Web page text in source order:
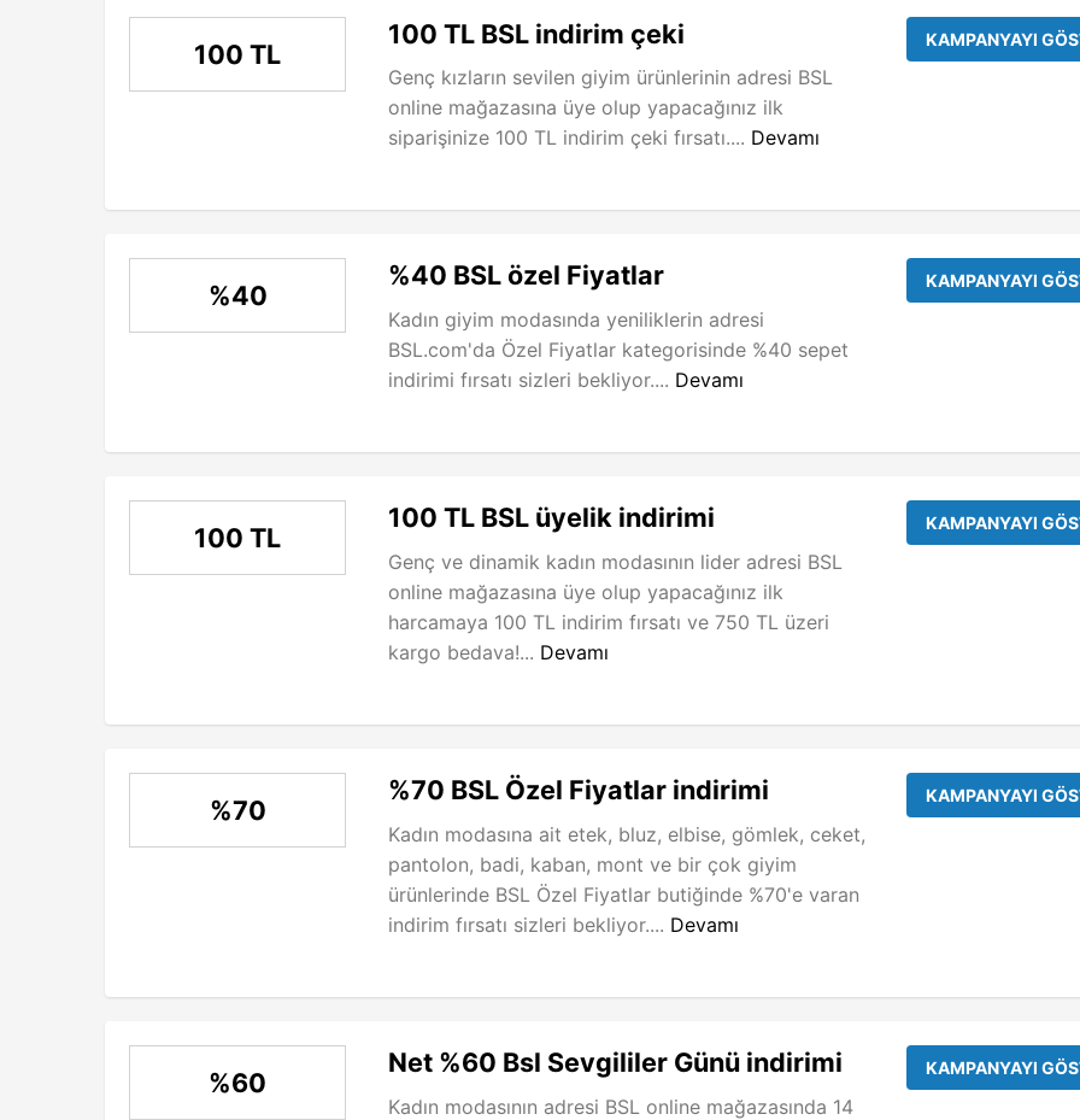
100 TL
100 TL BSL indirim çeki
Genç kızların sevilen giyim ürünlerinin adresi BSL
online mağazasına üye olup yapacağınız ilk
siparişinize 100 TL indirim çeki fırsatı.... Devamı
KAMPANYAYI
%40
%40 BSL özel Fiyatlar
Kadın giyim modasında yeniliklerin adresi
BSL.com'da Özel Fiyatlar kategorisinde %40 sepet
indirimi fırsatı sizleri bekliyor.... Devamı
KAMPANYAYI
100 TL
100 TL BSL üyelik indirimi
Genç ve dinamik kadın modasının lider adresi BSL
online mağazasına üye olup yapacağınız ilk
harcamaya 100 TL indirim fırsatı ve 750 TL üzeri
kargo bedava!... Devamı
KAMPANYAYI
%70
%70 BSL Özel Fiyatlar indirimi
Kadın modasına ait etek, bluz, elbise, gömlek, ceket,
pantolon, badi, kaban, mont ve bir çok giyim
ürünlerinde BSL Özel Fiyatlar butiğinde %70'e varan
indirim fırsatı sizleri bekliyor.... Devamı
KAMPANYAYI
%60
Net %60 Bsl Sevgililer Günü indirimi
Kadın modasının adresi BSL online mağazasında 14
KAMPANYAYI